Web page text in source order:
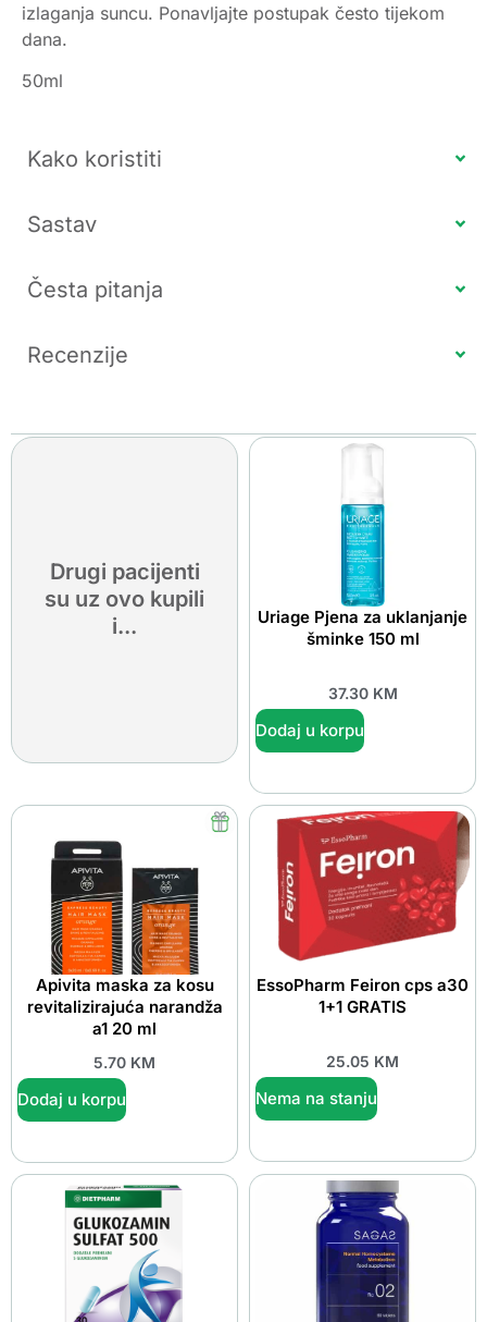
izlaganja suncu. Ponavljajte postupak često tijekom
dana.
50ml
Kako koristiti
Sastav
Česta pitanja
Recenzije
Drugi pacijenti
su uz ovo kupili
i...
Uriage Pjena za uklanjanje
šminke 150 ml
37.30 KM
Dodaj u korpu
Apivita maska za kosu
revitalizirajuća narandža
a1 20 ml
5.70 KM
Dodaj u korpu
EssoPharm Feiron cps a30
1+1 GRATIS
25.05 KM
Nema na stanju